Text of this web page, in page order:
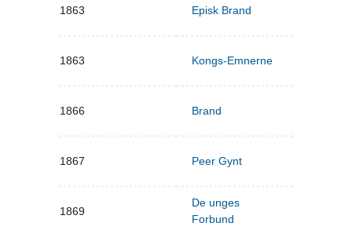
1863 Episk Brand
1863 Kongs-Emnerne
1866 Brand
1867 Peer Gynt
1869
De unges
Forbund